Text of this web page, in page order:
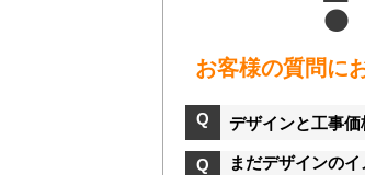
お客様の質問に
デザインと工事価
まだデザインの